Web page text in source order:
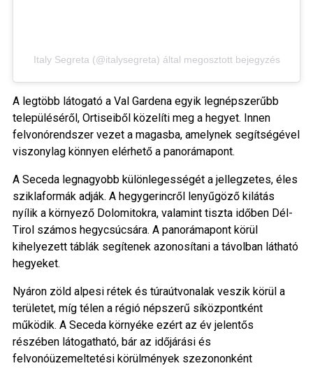
Italy Segreta (@italysegreta) által megosztott bejegyzés
A legtöbb látogató a Val Gardena egyik legnépszerűbb
településéről, Ortiseiből közelíti meg a hegyet. Innen
felvonórendszer vezet a magasba, amelynek segítségével
viszonylag könnyen elérhető a panorámapont.
A Seceda legnagyobb különlegességét a jellegzetes, éles
sziklaformák adják. A hegygerincről lenyűgöző kilátás
nyílik a környező Dolomitokra, valamint tiszta időben Dél-
Tirol számos hegycsúcsára. A panorámapont körül
kihelyezett táblák segítenek azonosítani a távolban látható
hegyeket.
Nyáron zöld alpesi rétek és túraútvonalak veszik körül a
területet, míg télen a régió népszerű síközpontként
működik. A Seceda környéke ezért az év jelentős
részében látogatható, bár az időjárási és
felvonóüzemeltetési körülmények szezononként